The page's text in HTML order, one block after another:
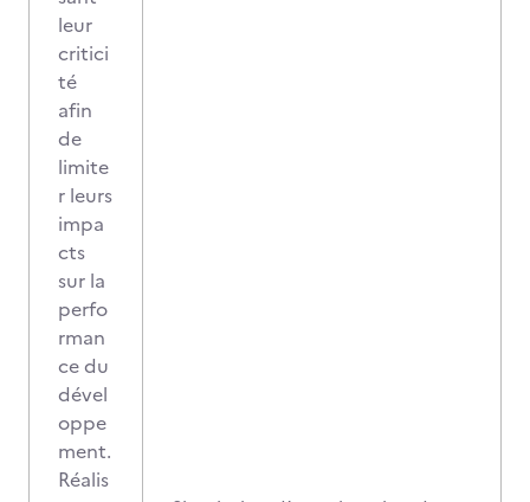
leur
critici
té
afin
de
limite
r leurs
impa
cts
sur la
perfo
rman
ce du
dével
oppe
ment.
Réalis